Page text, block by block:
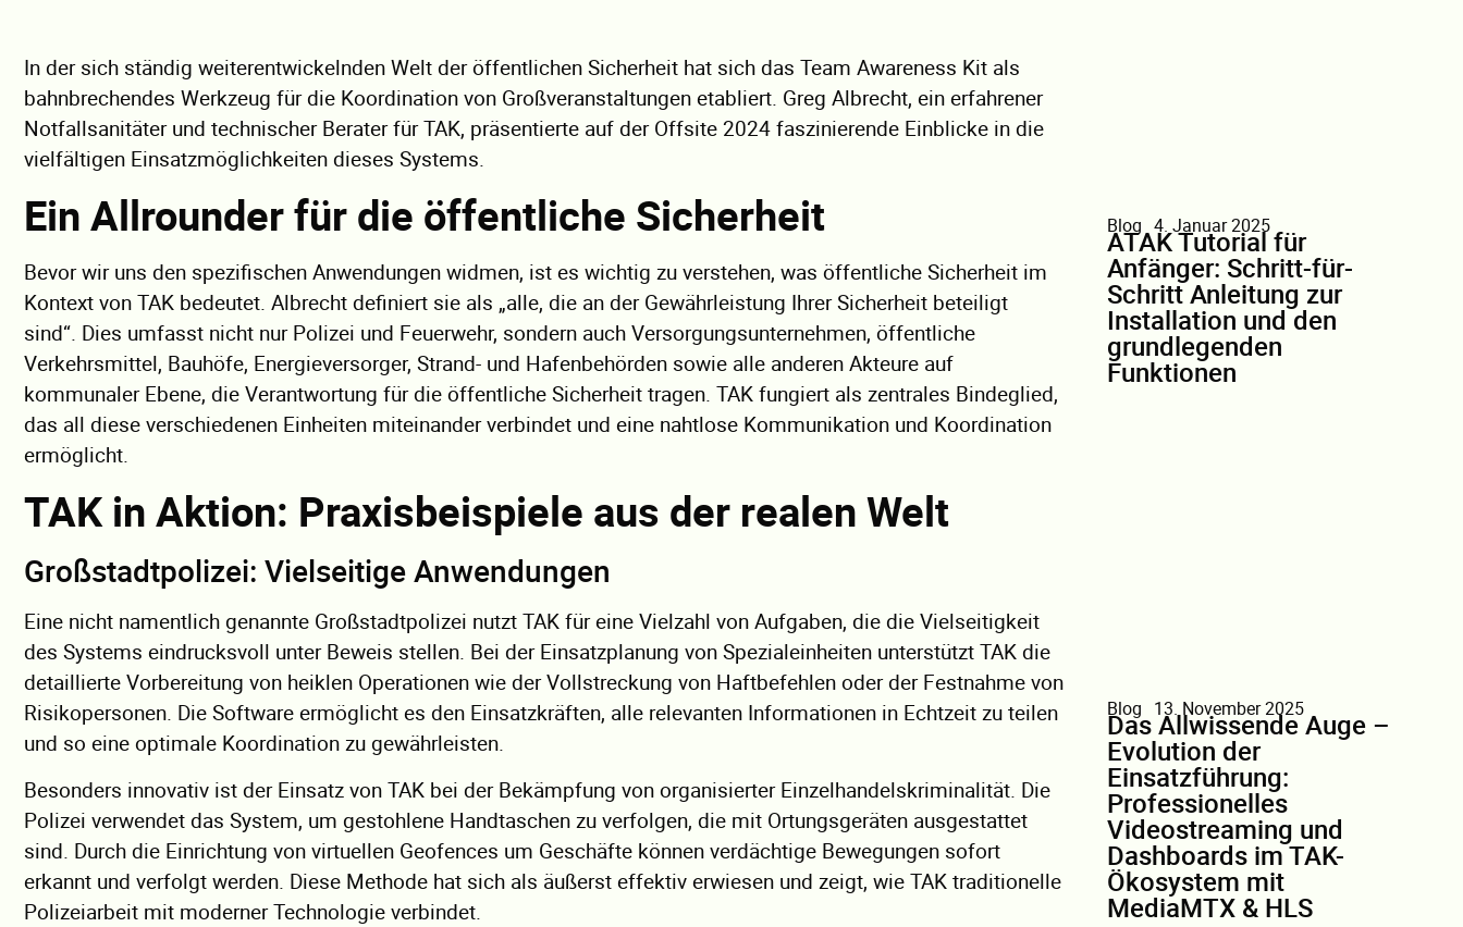
In der sich ständig weiterentwickelnden Welt der öffentlichen Sicherheit hat sich das Team Awareness Kit als
bahnbrechendes Werkzeug für die Koordination von Großveranstaltungen etabliert. Greg Albrecht, ein erfahrener
Notfallsanitäter und technischer Berater für TAK, präsentierte auf der Offsite 2024 faszinierende Einblicke in die
vielfältigen Einsatzmöglichkeiten dieses Systems.
Ein Allrounder für die öffentliche Sicherheit
Bevor wir uns den spezifischen Anwendungen widmen, ist es wichtig zu verstehen, was öffentliche Sicherheit im
Kontext von TAK bedeutet. Albrecht definiert sie als „alle, die an der Gewährleistung Ihrer Sicherheit beteiligt
sind“. Dies umfasst nicht nur Polizei und Feuerwehr, sondern auch Versorgungsunternehmen, öffentliche
Verkehrsmittel, Bauhöfe, Energieversorger, Strand- und Hafenbehörden sowie alle anderen Akteure auf
kommunaler Ebene, die Verantwortung für die öffentliche Sicherheit tragen. TAK fungiert als zentrales Bindeglied,
das all diese verschiedenen Einheiten miteinander verbindet und eine nahtlose Kommunikation und Koordination
ermöglicht.
TAK in Aktion: Praxisbeispiele aus der realen Welt
Großstadtpolizei: Vielseitige Anwendungen
Eine nicht namentlich genannte Großstadtpolizei nutzt TAK für eine Vielzahl von Aufgaben, die die Vielseitigkeit
des Systems eindrucksvoll unter Beweis stellen. Bei der Einsatzplanung von Spezialeinheiten unterstützt TAK die
detaillierte Vorbereitung von heiklen Operationen wie der Vollstreckung von Haftbefehlen oder der Festnahme von
Risikopersonen. Die Software ermöglicht es den Einsatzkräften, alle relevanten Informationen in Echtzeit zu teilen
und so eine optimale Koordination zu gewährleisten.
Besonders innovativ ist der Einsatz von TAK bei der Bekämpfung von organisierter Einzelhandelskriminalität. Die
Polizei verwendet das System, um gestohlene Handtaschen zu verfolgen, die mit Ortungsgeräten ausgestattet
sind. Durch die Einrichtung von virtuellen Geofences um Geschäfte können verdächtige Bewegungen sofort
erkannt und verfolgt werden. Diese Methode hat sich als äußerst effektiv erwiesen und zeigt, wie TAK traditionelle
Polizeiarbeit mit moderner Technologie verbindet.
Blog 4. Januar 2025
ATAK Tutorial für
Anfänger: Schritt-für-
Schritt Anleitung zur
Installation und den
grundlegenden
Funktionen
Blog 13. November 2025
Das Allwissende Auge –
Evolution der
Einsatzführung:
Professionelles
Videostreaming und
Dashboards im TAK-
Ökosystem mit
MediaMTX & HLS